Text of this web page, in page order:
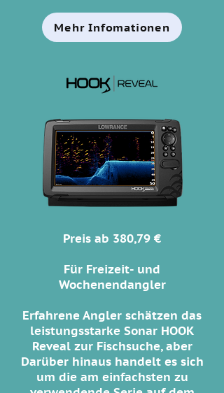
Mehr Infomationen
Preis ab 380,79 €
Für Freizeit- und
Wochenendangler
Erfahrene Angler schätzen das
leistungsstarke Sonar HOOK
Reveal zur Fischsuche, aber
Darüber hinaus handelt es sich
um die am einfachsten zu